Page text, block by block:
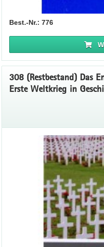
Best.-Nr.: 776
308 (Restbestand) Das
Erste Weltkrieg in